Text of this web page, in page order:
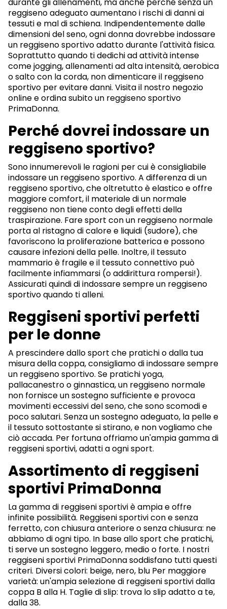
reggiseno adeguato aumentano i rischi di danni ai
tessuti e mal di schiena. Indipendentemente dalle
dimensioni del seno, ogni donna dovrebbe indossare
un reggiseno sportivo adatto durante l'attività fisica.
Soprattutto quando ti dedichi ad attività intense
come jogging, allenamenti ad alta intensità, aerobica
o salto con la corda, non dimenticare il reggiseno
sportivo per evitare danni. Visita il nostro negozio
online e ordina subito un reggiseno sportivo
PrimaDonna.
Perché dovrei indossare un
reggiseno sportivo?
Sono innumerevoli le ragioni per cui è consigliabile
indossare un reggiseno sportivo. A differenza di un
reggiseno sportivo, che oltretutto è elastico e offre
maggiore comfort, il materiale di un normale
reggiseno non tiene conto degli effetti della
traspirazione. Fare sport con un reggiseno normale
porta al ristagno di calore e liquidi (sudore), che
favoriscono la proliferazione batterica e possono
causare infezioni della pelle. Inoltre, il tessuto
mammario è fragile e il tessuto connettivo può
facilmente infiammarsi (o addirittura rompersi!).
Assicurati quindi di indossare sempre un reggiseno
sportivo quando ti alleni.
Reggiseni sportivi perfetti
per le donne
A prescindere dallo sport che pratichi o dalla tua
misura della coppa, consigliamo di indossare sempre
un reggiseno sportivo. Se pratichi yoga,
pallacanestro o ginnastica, un reggiseno normale
non fornisce un sostegno sufficiente e provoca
movimenti eccessivi del seno, che sono scomodi e
poco salutari. Senza un sostegno adeguato, la pelle e
il tessuto sottostante si stirano, e non vogliamo che
ciò accada. Per fortuna offriamo un'ampia gamma di
reggiseni sportivi, adatti a ogni sport.
Assortimento di reggiseni
sportivi PrimaDonna
La gamma di reggiseni sportivi è ampia e offre
infinite possibilità. Reggiseni sportivi con e senza
ferretto, con chiusura anteriore o senza chiusura: ne
abbiamo di ogni tipo. In base allo sport che pratichi,
ti serve un sostegno leggero, medio o forte. I nostri
reggiseni sportivi PrimaDonna soddisfano tutti questi
criteri. Diversi colori: beige, nero, blu Per maggiore
varietà: un'ampia selezione di reggiseni sportivi dalla
coppa B alla H. Taglie di slip: trova lo slip adatto a te,
dalla 38.